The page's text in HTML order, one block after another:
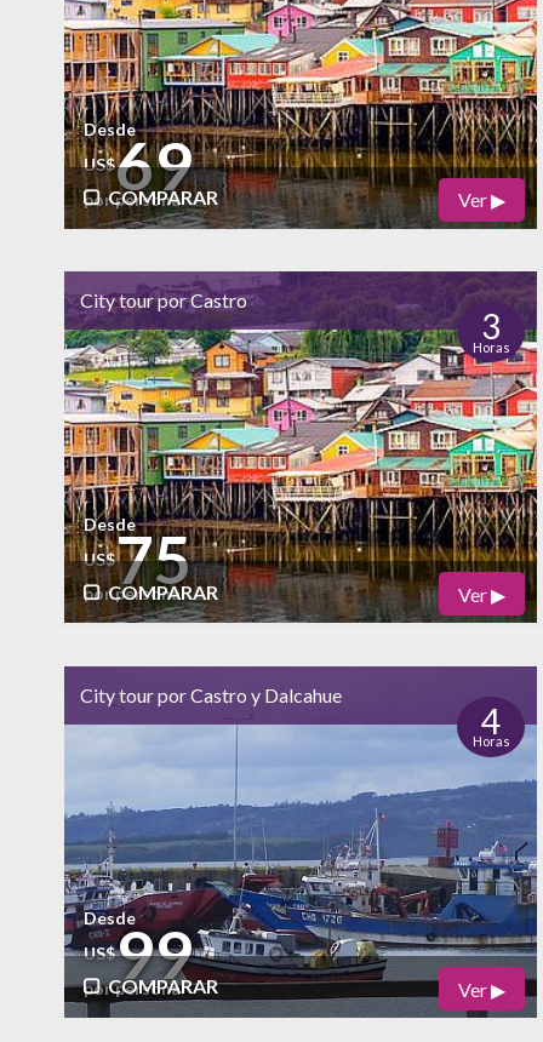
Desde
US$69
por persona
COMPARAR
bajo
alto
Naturaleza
alto
Vida Nocturna
Ver ▶
City tour por Castro
3
Horas
Desde
US$75
por persona
COMPARAR
alto
Naturaleza
Vida Nocturna
Ver ▶
City tour por Castro y Dalcahue
4
Horas
Desde
US$99
por persona
COMPARAR Ver ▶